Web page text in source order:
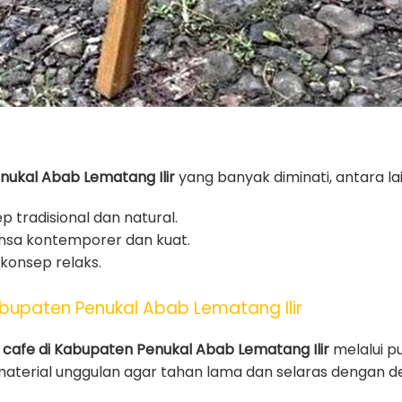
Abab Lematang Iliryang banyak diminati, antara
tradisional dan natural.
kontemporer dan kuat.
relaks.
Penukal Abab Lematang Ilir
cafe di Kabupaten Penukal Abab Lematang Ilir melalui
unggulan agar tahan lama dan selaras dengan